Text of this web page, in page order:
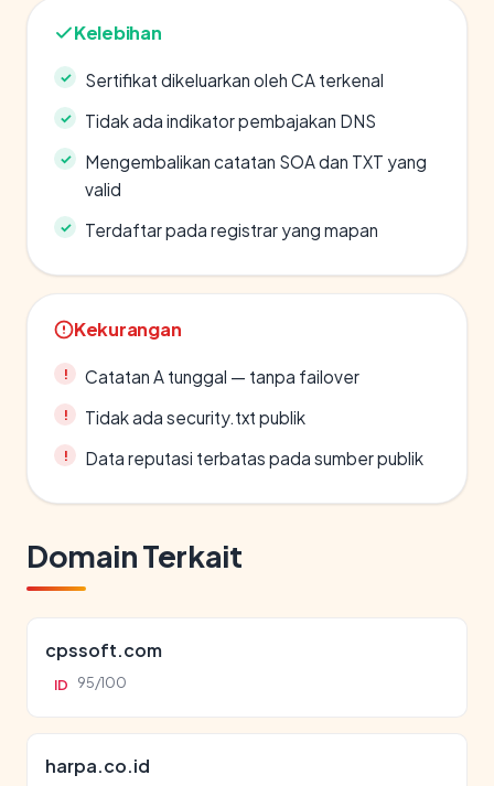
Kelebihan
Sertifikat dikeluarkan oleh CA terkenal
Tidak ada indikator pembajakan DNS
Mengembalikan catatan SOA dan TXT yang
valid
Terdaftar pada registrar yang mapan
Kekurangan
Catatan A tunggal — tanpa failover
Tidak ada security.txt publik
Data reputasi terbatas pada sumber publik
Domain Terkait
cpssoft.com
ID 95/100
harpa.co.id